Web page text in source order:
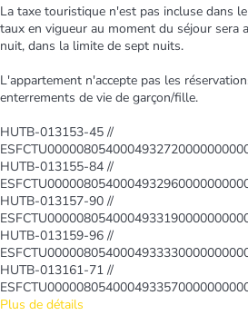
La taxe touristique n'est pas incluse dans
taux en vigueur au moment du séjour sera
nuit, dans la limite de sept nuits.
L'appartement n'accepte pas les
enterrements de vie de garçon/fille.
HUTB-013153-45 //
HUTB-013155-84 //
HUTB-013157-90 //
HUTB-013159-96 //
HUTB-013161-71 //
Plus de détails